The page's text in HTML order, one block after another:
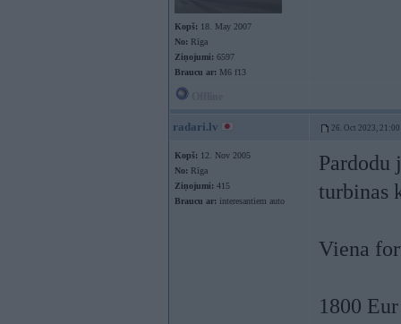
Kopš: 18. May 2007
No: Rīga
Ziņojumi: 6597
Braucu ar: M6 f13
radari.lv 26. Oct 2023, 21:00
Kopš: 12. Nov 2005
No: Rīga
Ziņojumi: 415
Braucu ar: interesantiem auto
Pardodu
turbinas
Viena
1800